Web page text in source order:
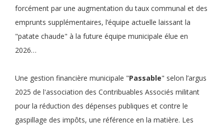
forcément par une augmentation du taux communal et des
emprunts supplémentaires, l’équipe actuelle laissant la
"patate chaude" à la future équipe municipale élue en
2026…
Une gestion financière municipale "Passable" selon l’argus
2025 de l'association des Contribuables Associés militant
pour la réduction des dépenses publiques et contre le
gaspillage des impôts, une référence en la matière. Les